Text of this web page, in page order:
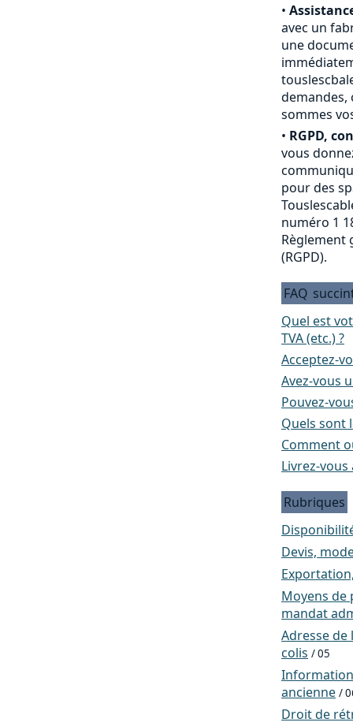
•
avec un
une
demandes,
sommes
• RGPD,
vous
pour des
numéro 1
Règlement
(RGPD).
FAQ
Quel est
TVA (etc.) ?
Acceptez-
Avez-vous
Pouvez-
Quels sont
Comment
Livrez-vous
Rubriques
Devis,
Moyens de
mandat
Adresse
colis / 05
ancienne /
Droit de